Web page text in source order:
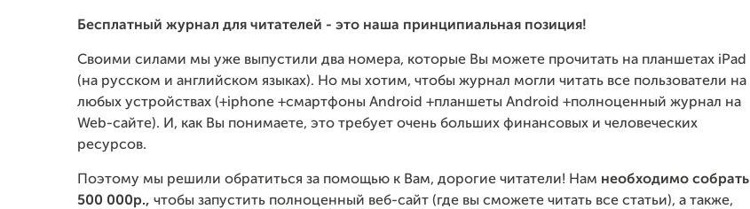
Бесплатный журнал для читателей - это наша принципиальная позиция!
Своими силами мы уже выпустили два номера, которые Вы можете прочитать на планшетах iPad
(на русском и английском языках). Но мы хотим, чтобы журнал могли читать все пользователи на
любых устройствах (+iphone +cмартфоны Android +планшеты Android +полноценный журнал на
Web-сайте). И, как Вы понимаете, это требует очень больших финансовых и человеческих
ресурсов.
Поэтому мы решили обратиться за помощью к Вам, дорогие читатели! Нам необходимо собрать
500 000р., чтобы запустить полноценный веб-сайт (где вы сможете читать все статьи), а также,